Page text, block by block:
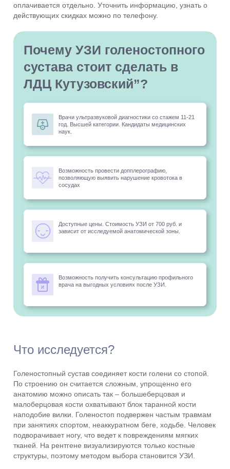
оплачивается отдельно. Уточнить информацию, узнать о
действующих скидках можно по телефону.
Почему УЗИ голеностопного
сустава стоит сделать в
ЛДЦ Кутузовский”?
Врачи ультразвуковой диагностики со стажем 11-21
год. Высшей категории. Кандидаты медицинских
наук.
Возможность провести допплерографию,
позволяющую выявить нарушение кровотока в
сосудах
Доступные цены. Стоимость УЗИ от 700 руб. и
зависит от исследуемой анатомической зоны.
Возможность получить консультацию профильного
врача на выгодных условиях после УЗИ.
Что исследуется?
Голеностопный сустав соединяет кости голени со стопой.
По строению он считается сложным, упрощенно его
анатомию можно описать так – большеберцовая и
малоберцовая кости охватывают блок таранной кости
наподобие вилки. Голеностоп подвержен частым травмам
при занятиях спортом, неаккуратном беге, ходьбе. Человек
подворачивает ногу, что ведет к повреждениям мягких
тканей. На рентгене визуализируются только костные
структуры, поэтому методом выбора становится УЗИ.